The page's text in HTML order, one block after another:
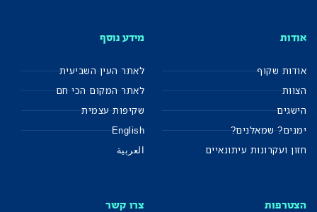
אודות
אודות שקוף
הצוות
הישגים
ימנים? שמאלנים?
חזון ועקרונות עיתונאיים
מידע נוסף
לאתר העין השביעית
לאתר המקום הכי חם
שקיפות עצמית
English
العربية
הצטרפות צרו קשר